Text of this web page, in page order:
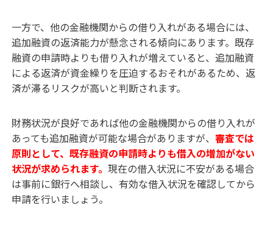
一方で、他の金融機関からの借り入れがある場合には、
追加融資の返済能力が懸念される傾向にあります。既存
融資の申請時よりも借り入れが増えていると、追加融資
による返済が資金繰りを圧迫するおそれがあるため、返
済が滞るリスクが高いと判断されます。
財務状況が良好であれば他の金融機関からの借り入れが
あっても追加融資が可能な場合がありますが、審査では
原則として、既存融資の申請時よりも借入の増加がない
状況が求められます。現在の借入状況に不安がある場合
は事前に銀行へ相談し、有効な借入状況を確認してから
申請を行いましょう。